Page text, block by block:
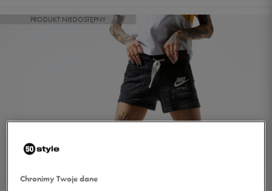
PRODUKT NIEDOSTĘPNY
Chronimy Twoje dane